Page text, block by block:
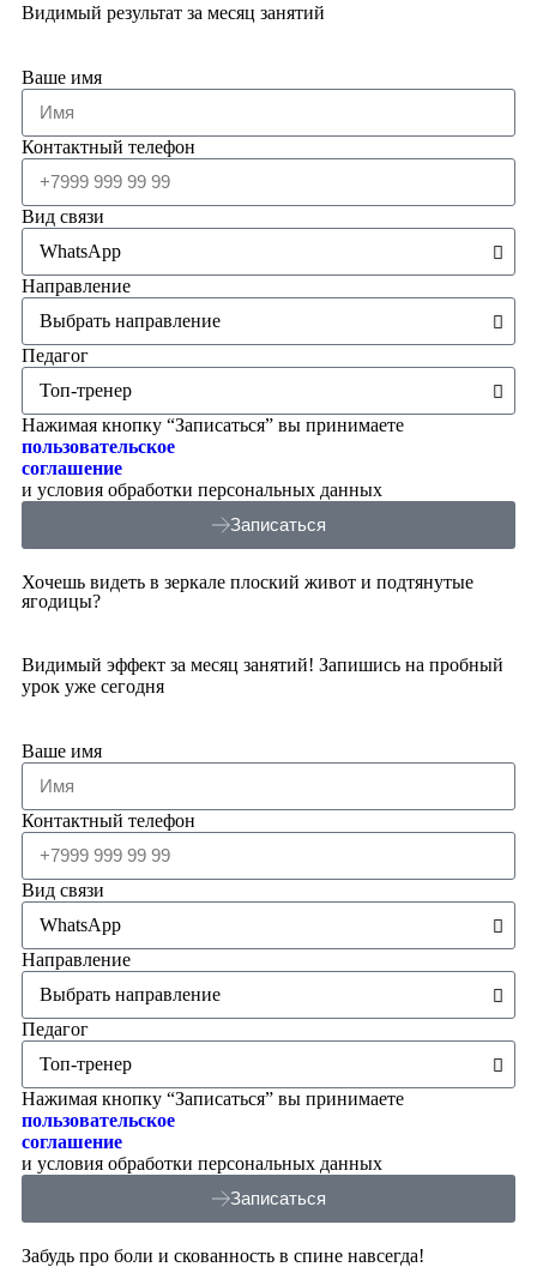
Видимый результат за месяц занятий
Ваше имя
Контактный телефон
Вид связи
Направление
Педагог
Нажимая кнопку “Записаться” вы принимаете
пользовательское
соглашение
и условия обработки персональных данных
Записаться
Хочешь видеть в зеркале плоский живот и подтянутые
ягодицы?
Видимый эффект за месяц занятий! Запишись на пробный
урок уже сегодня
Ваше имя
Контактный телефон
Вид связи
Направление
Педагог
Нажимая кнопку “Записаться” вы принимаете
пользовательское
соглашение
и условия обработки персональных данных
Записаться
Забудь про боли и скованность в спине навсегда!